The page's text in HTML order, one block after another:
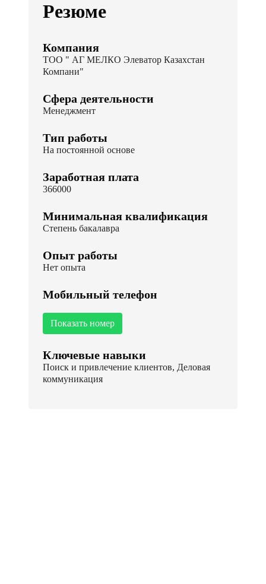
Резюме
Компания
ТОО " АГ МЕЛКО Элеватор Казахстан
Компани"
Сфера деятельности
Менеджмент
Тип работы
На постоянной основе
Заработная плата
366000
Минимальная квалификация
Степень бакалавра
Опыт работы
Нет опыта
Мобильный телефон
Показать номер
Ключевые навыки
Поиск и привлечение клиентов, Деловая
коммуникация